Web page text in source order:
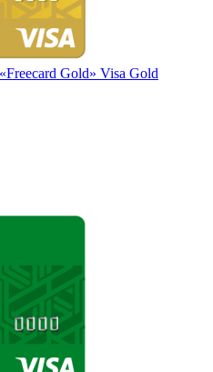
Gold» Visa Gold